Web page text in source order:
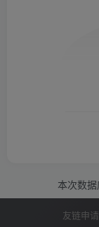
本次数
友链申请